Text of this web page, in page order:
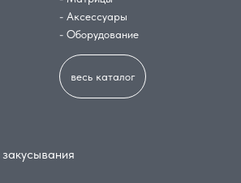
- Аксессуары
- Оборудование
весь каталог